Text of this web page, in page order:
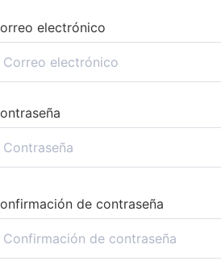
electrónico
de contraseña